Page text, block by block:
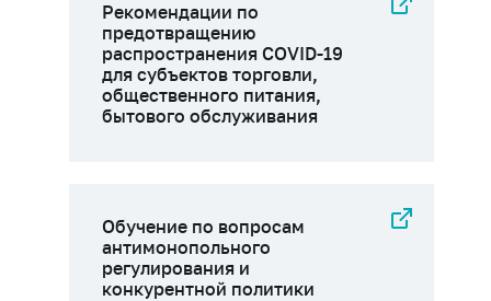
Рекомендации по
предотвращению
распространения COVID-19
для субъектов торговли,
общественного питания,
бытового обслуживания
Обучение по вопросам
антимонопольного
регулирования и
конкурентной политики